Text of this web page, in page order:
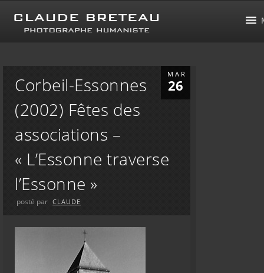
MAR
26
Corbeil-Essonnes
(2002) Fêtes des
associations –
« L’Essonne traverse
l’Essonne »
posté par CLAUDE